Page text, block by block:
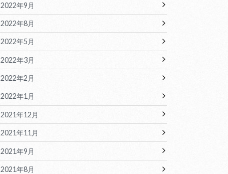
2022年9月
2022年8月
2022年5月
2022年3月
2022年2月
2022年1月
2021年12月
2021年11月
2021年9月
2021年8月